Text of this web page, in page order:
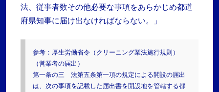
法、従事者数その他必要な事項をあらかじめ都道
府県知事に届け出なければならない。」
参考：厚生労働省令（クリーニング業法施行規則）
（営業者の届出）
第一条の三 法第五条第一項の規定による開設の届出
は、次の事項を記載した届出書を開設地を管轄する都